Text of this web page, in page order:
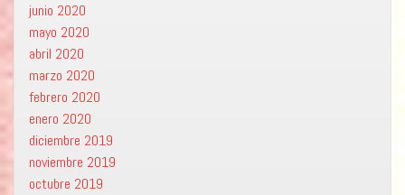
junio 2020
mayo 2020
abril 2020
marzo 2020
febrero 2020
enero 2020
diciembre 2019
noviembre 2019
octubre 2019